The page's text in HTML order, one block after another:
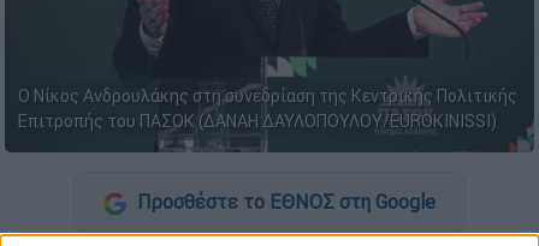
Ο Νίκος Ανδρουλάκης στη συνεδρίαση της Κεντρικής Πολιτικής
Επιτροπής του ΠΑΣΟΚ (ΔΑΝΑΗ ΔΑΥΛΟΠΟΥΛΟΥ/EUROKINISSI)
Προσθέστε το ΕΘΝΟΣ στη Google